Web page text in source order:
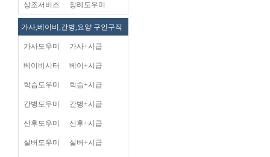
상조서비스 장례도우미
가사,베이비,간병,요양 구인구직
가사도우미 가사+시급
베이비시터 베이+시급
학습도우미 학습+시급
간병도우미 간병+시급
산후도우미 산후+시급
실버도우미 실버+시급